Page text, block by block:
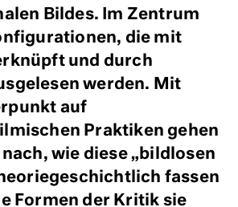
Bildes. Im Zentrum
die mit
und durch
werden. Mit
auf
Praktiken gehen
wie diese „bildlosen
fassen
Formen der Kritik sie